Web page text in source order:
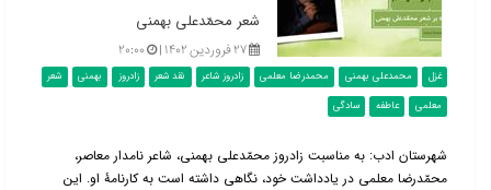
شعر محمّدعلی بهمنی
۲۷ فروردین ۱۴۰۲ | ۲۰:۰۰
غزل محمدعلی بهمنی محمدرضا معلمی زادروز شاعر نقد شعر زادروز بهمنی
شعر
معلمی
عاطفه سادگی
شهرستان ادب: به مناسبت زادروز محمّدعلی بهمنی، شاعر نامدار معاصر،
محمّدرضا معلمی در یادداشت خود، نگاهی داشته است به کارنامۀ او. این